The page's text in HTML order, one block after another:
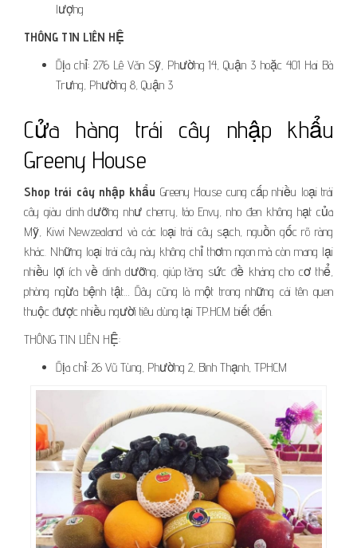
lượng
THÔNG TIN LIÊN HỆ
Địa chỉ: 276 Lê Văn Sỹ, Phường 14, Quận 3 hoặc 401 Hai Bà
Trưng, Phường 8, Quận 3
Cửa hàng trái cây nhập khẩu
Greeny House
Shop trái cây nhập khẩu Greeny House cung cấp nhiều loại trái
cây giàu dinh dưỡng như cherry, táo Envy, nho đen không hạt của
Mỹ, Kiwi Newzealand và các loại trái cây sạch, nguồn gốc rõ ràng
khác. Những loại trái cây này không chỉ thơm ngon mà còn mang lại
nhiều lợi ích về dinh dưỡng, giúp tăng sức đề kháng cho cơ thể,
phòng ngừa bệnh tật… Đây cũng là một trong những cái tên quen
thuộc được nhiều người tiêu dùng tại TP.HCM biết đến.
THÔNG TIN LIÊN HỆ:
Địa chỉ: 26 Vũ Tùng, Phường 2, Bình Thạnh, TPHCM